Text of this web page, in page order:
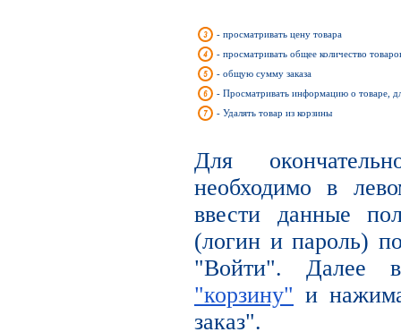
- просматривать цену товара
- просматривать общее количество
- общую сумму заказа
- Просматривать информацию о товаре,
- Удалять товар из корзины
Для
необходимо в
ввести данные
(логин и пароль)
"Войти". Далее
"корзину" и
заказ".